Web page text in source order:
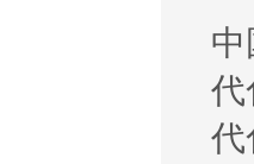
代
代